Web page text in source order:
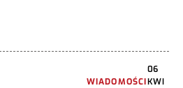
WIADOMOŚCI
06
KWI